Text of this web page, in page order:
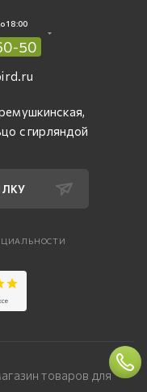
18:00
50
с гирляндой
товаров для